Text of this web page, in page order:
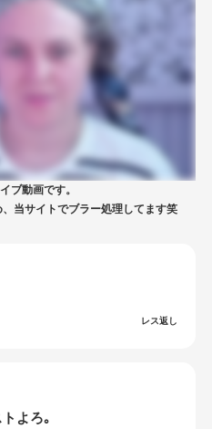
ブ動画です。
当サイトでブラー処理してます笑
レス返し
よろ｡